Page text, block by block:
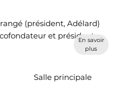
(président, Adélard)
et président,
En savoir
plus
Salle principale